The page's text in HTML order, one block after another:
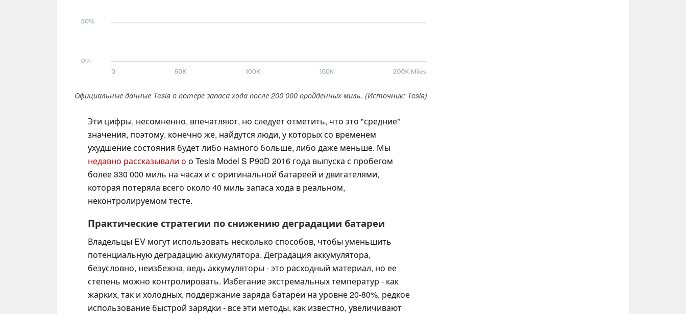
Официальные данные Tesla о потере запаса хода после 200 000 пройденных миль. (Источник: Tesla)
Эти цифры, несомненно, впечатляют, но следует отметить, что это "средние"
значения, поэтому, конечно же, найдутся люди, у которых со временем
ухудшение состояния будет либо намного больше, либо даже меньше. Мы
недавно рассказывали о о Tesla Model S P90D 2016 года выпуска с пробегом
более 330 000 миль на часах и с оригинальной батареей и двигателями,
которая потеряла всего около 40 миль запаса хода в реальном,
неконтролируемом тесте.
Практические стратегии по снижению деградации батареи
Владельцы EV могут использовать несколько способов, чтобы уменьшить
потенциальную деградацию аккумулятора. Деградация аккумулятора,
безусловно, неизбежна, ведь аккумуляторы - это расходный материал, но ее
степень можно контролировать. Избегание экстремальных температур - как
жарких, так и холодных, поддержание заряда батареи на уровне 20-80%, редкое
использование быстрой зарядки - все эти методы, как известно, увеличивают